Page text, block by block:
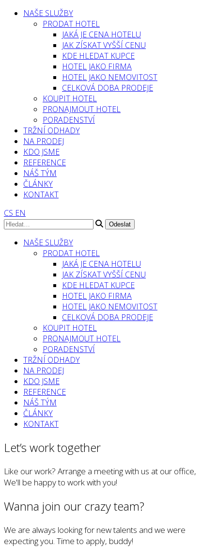
NAŠE SLUŽBY
PRODAT HOTEL
JAKÁ JE CENA HOTELU
JAK ZÍSKAT VYŠŠÍ CENU
KDE HLEDAT KUPCE
HOTEL JAKO FIRMA
HOTEL JAKO NEMOVITOST
CELKOVÁ DOBA PRODEJE
KOUPIT HOTEL
PRONAJMOUT HOTEL
PORADENSTVÍ
TRŽNÍ ODHADY
NA PRODEJ
KDO JSME
REFERENCE
NÁŠ TÝM
ČLÁNKY
KONTAKT
CS EN
NAŠE SLUŽBY
PRODAT HOTEL
JAKÁ JE CENA HOTELU
JAK ZÍSKAT VYŠŠÍ CENU
KDE HLEDAT KUPCE
HOTEL JAKO FIRMA
HOTEL JAKO NEMOVITOST
CELKOVÁ DOBA PRODEJE
KOUPIT HOTEL
PRONAJMOUT HOTEL
PORADENSTVÍ
TRŽNÍ ODHADY
NA PRODEJ
KDO JSME
REFERENCE
NÁŠ TÝM
ČLÁNKY
KONTAKT
Let’s work together
Like our work? Arrange a meeting with us at our office,
We'll be happy to work with you!
Wanna join our crazy team?
We are always looking for new talents and we were
expecting you. Time to apply, buddy!